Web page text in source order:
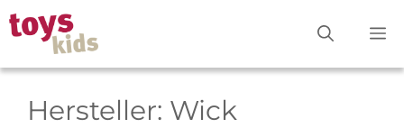
Zum
Inhalt
springen
Hersteller: Wick